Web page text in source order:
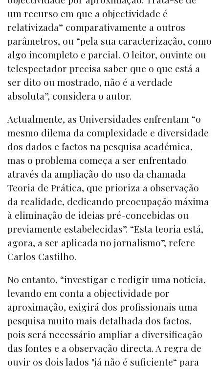
um recurso em que a objectividade é
relativizada” comparativamente a outros
parâmetros, ou “pela sua caracterização, como
algo incompleto e parcial. O leitor, ouvinte ou
telespectador precisa saber que o que está a
ser dito ou mostrado, não é a verdade
absoluta”, considera o autor.
Actualmente, as Universidades enfrentam “o
mesmo dilema da complexidade e diversidade
dos dados e factos na pesquisa académica,
mas o problema começa a ser enfrentado
através da ampliação do uso da chamada
Teoria de Prática, que prioriza a observação
da realidade, dedicando preocupação máxima
à eliminação de ideias pré-concebidas ou
previamente estabelecidas”. “Esta teoria está,
agora, a ser aplicada no jornalismo”, refere
Carlos Castilho.
No entanto, “investigar e redigir uma notícia,
levando em conta a objectividade por
aproximação, exigirá dos profissionais uma
pesquisa muito mais detalhada dos factos,
pois será necessário ampliar a diversificação
das fontes e a observação directa. A regra de
ouvir os dois lados "já não é suficiente“ para